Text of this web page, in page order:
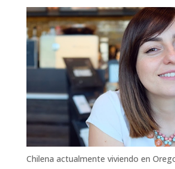
Chilena actualmente viviendo en